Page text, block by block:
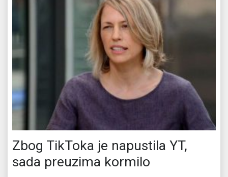
Zbog TikToka je napustila YT,
sada preuzima kormilo